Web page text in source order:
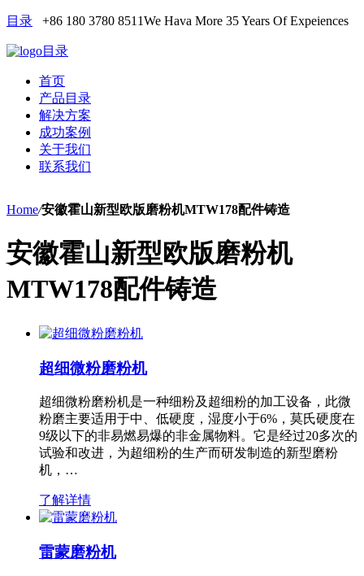
目录 +86 180 3780 8511We Hava More 35 Years Of Expeiences
目录
首页
产品目录
解决方案
成功案例
关于我们
联系我们
Home/安徽霍山新型欧版磨粉机MTW178配件铸造
安徽霍山新型欧版磨粉机
MTW178配件铸造
超细微粉磨粉机
超细微粉磨粉机是一种细粉及超细粉的加工设备，此微
粉磨主要适用于中、低硬度，湿度小于6%，莫氏硬度在
9级以下的非易燃易爆的非金属物料。它是经过20多次的
试验和改进，为超细粉的生产而研发制造的新型磨粉
机，…
了解详情
雷蒙磨粉机